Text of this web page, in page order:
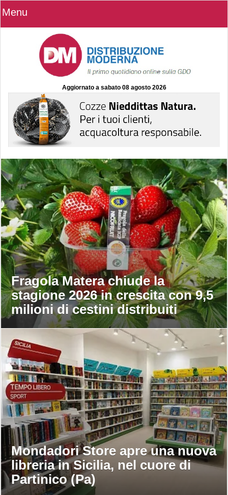
Menu
Aggiornato a sabato 08 agosto 2026
Fragola Matera chiude la
stagione 2026 in crescita con 9,5
milioni di cestini distribuiti
Mondadori Store apre una nuova
libreria in Sicilia, nel cuore di
Partinico (Pa)